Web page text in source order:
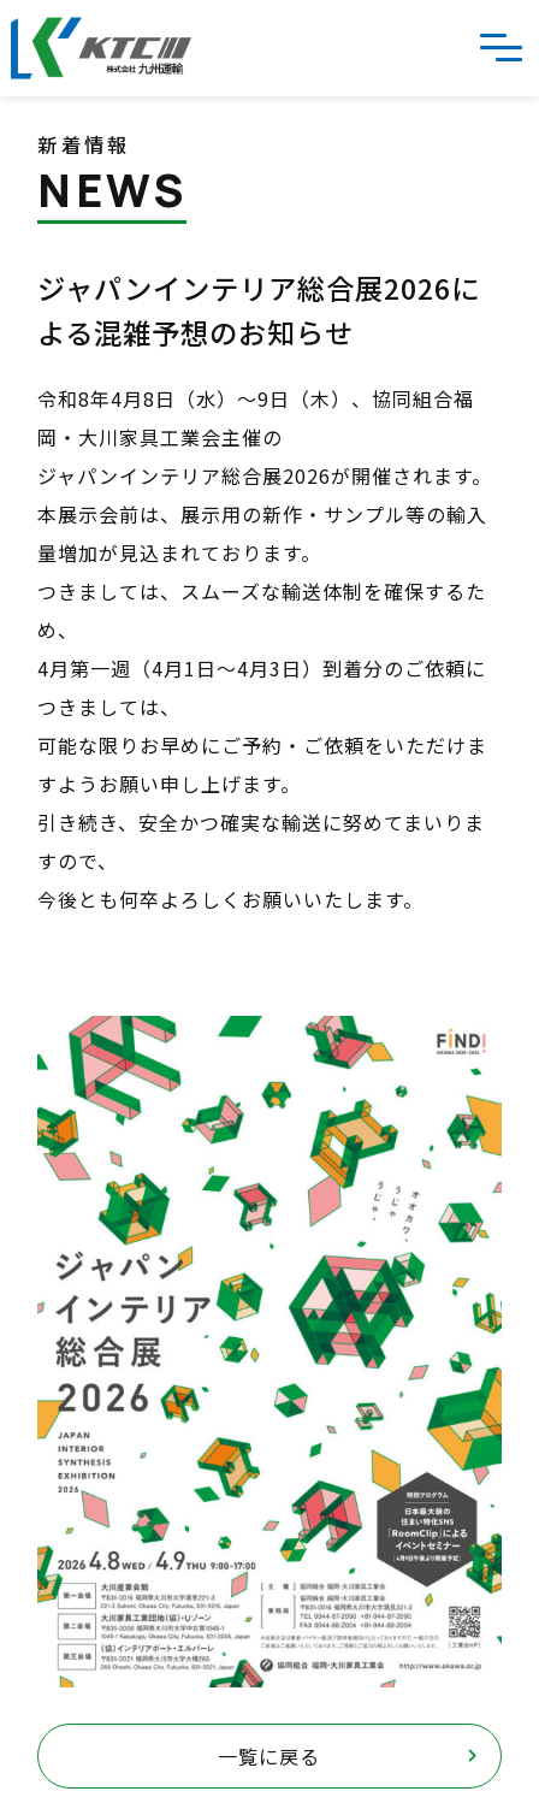
九州運輸の強み
物流改善事例
採用情報
お気軽にご連絡ください
TEL:0952-47-6117
サイトマップ
新着情報
NEWS
ジャパンインテリア総合展2026に
よる混雑予想のお知らせ
令和8年4月8日（水）～9日（木）、協同組合福
岡・大川家具工業会主催の
ジャパンインテリア総合展2026が開催されます。
本展示会前は、展示用の新作・サンプル等の輸入
量増加が見込まれております。
つきましては、スムーズな輸送体制を確保するた
め、
4月第一週（4月1日～4月3日）到着分のご依頼に
つきましては、
可能な限りお早めにご予約・ご依頼をいただけま
すようお願い申し上げます。
引き続き、安全かつ確実な輸送に努めてまいりま
すので、
今後とも何卒よろしくお願いいたします。
一覧に戻る